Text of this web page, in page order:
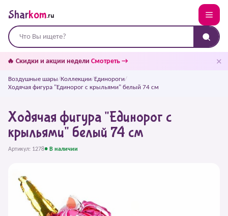
Sharkom.ru
🔥 Скидки и акции недели Смотреть → ✕
Воздушные шары/Коллекции/Единороги/
Ходячая фигура "Единорог с крыльями" белый 74 см
Ходячая фигура "Единорог с
крыльями" белый 74 см
Артикул: 1278● В наличии